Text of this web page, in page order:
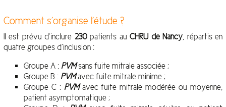
Comment s’organise l’étude ?
Il est prévu d’inclure 230patients auCHRU de Nancy , répartis en
quatre groupes d’inclusion :
Groupe A : PVMsans fuite mitrale associée ;
Groupe B : PVMavec fuite mitrale minime ;
Groupe C : PVMavec fuite mitrale modérée ou moyenne,
patient asymptomatique ;